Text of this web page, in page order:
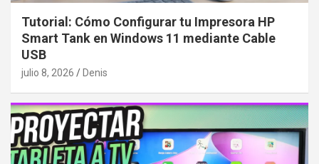
Tutorial: Cómo Configurar tu Impresora HP
Smart Tank en Windows 11 mediante Cable
USB
julio 8, 2026 Denis